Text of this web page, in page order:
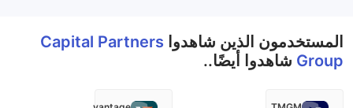
المستخدمون الذين شاهدوا Capital Partners
Group شاهدوا أيضًا..